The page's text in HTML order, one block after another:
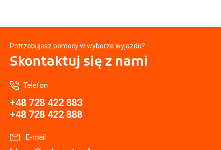
Potrzebujesz pomocy w wyborze wyjazdu?
Skontaktuj się z nami
Telefon
+48 728 422 883
+48 728 422 888
E-mail